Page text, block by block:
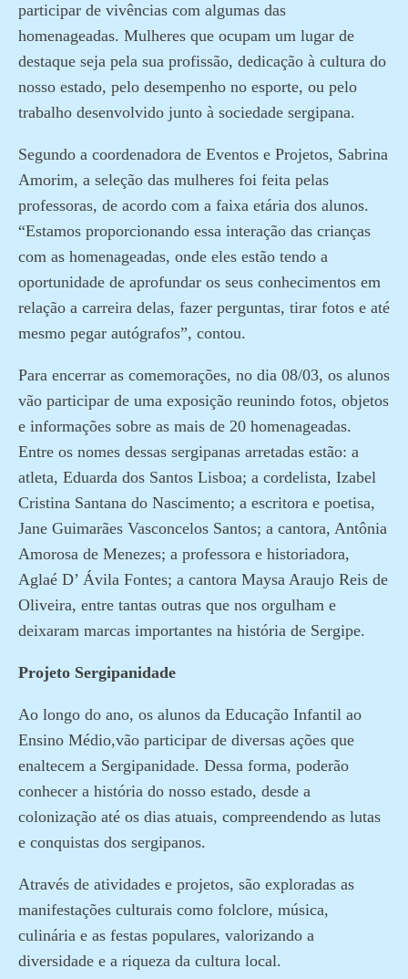
participar de vivências com algumas das
homenageadas. Mulheres que ocupam um lugar de
destaque seja pela sua profissão, dedicação à cultura do
nosso estado, pelo desempenho no esporte, ou pelo
trabalho desenvolvido junto à sociedade sergipana.
Segundo a coordenadora de Eventos e Projetos, Sabrina
Amorim, a seleção das mulheres foi feita pelas
professoras, de acordo com a faixa etária dos alunos.
“Estamos proporcionando essa interação das crianças
com as homenageadas, onde eles estão tendo a
oportunidade de aprofundar os seus conhecimentos em
relação a carreira delas, fazer perguntas, tirar fotos e até
mesmo pegar autógrafos”, contou.
Para encerrar as comemorações, no dia 08/03, os alunos
vão participar de uma exposição reunindo fotos, objetos
e informações sobre as mais de 20 homenageadas.
Entre os nomes dessas sergipanas arretadas estão: a
atleta, Eduarda dos Santos Lisboa; a cordelista, Izabel
Cristina Santana do Nascimento; a escritora e poetisa,
Jane Guimarães Vasconcelos Santos; a cantora, Antônia
Amorosa de Menezes; a professora e historiadora,
Aglaé D’ Ávila Fontes; a cantora Maysa Araujo Reis de
Oliveira, entre tantas outras que nos orgulham e
deixaram marcas importantes na história de Sergipe.
Projeto Sergipanidade
Ao longo do ano, os alunos da Educação Infantil ao
Ensino Médio,vão participar de diversas ações que
enaltecem a Sergipanidade. Dessa forma, poderão
conhecer a história do nosso estado, desde a
colonização até os dias atuais, compreendendo as lutas
e conquistas dos sergipanos.
Através de atividades e projetos, são exploradas as
manifestações culturais como folclore, música,
culinária e as festas populares, valorizando a
diversidade e a riqueza da cultura local.